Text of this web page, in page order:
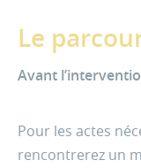
Le
Avant
Pour les actes
rencontrerez un